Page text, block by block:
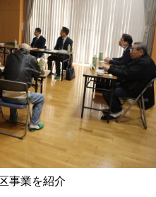
事業を紹介